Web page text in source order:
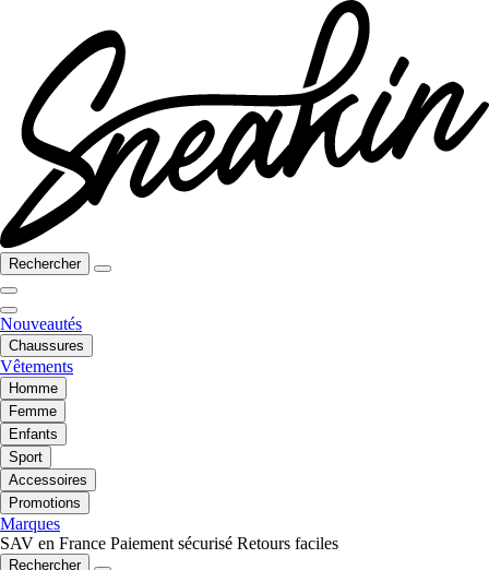
Rechercher
Nouveautés
Chaussures
Vêtements
Homme
Femme
Enfants
Sport
Accessoires
Promotions
Marques
SAV en France Paiement sécurisé Retours faciles
Rechercher